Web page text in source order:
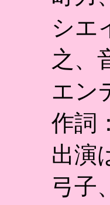
シエ
之、
エン
作詞
出演
弓子